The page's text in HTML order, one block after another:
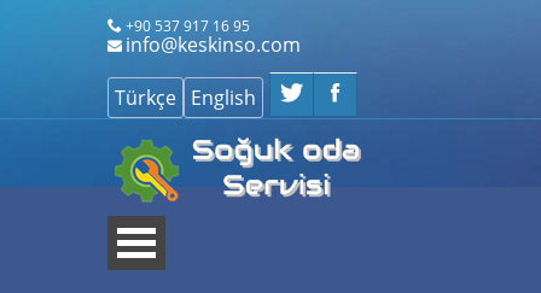
+90 537 917 16 95
info@keskinso.com